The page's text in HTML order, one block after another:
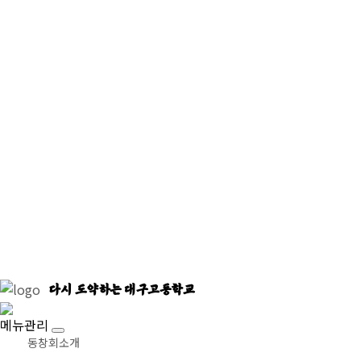
다시 도약하는 대구고등학교
메뉴관리
동창회소개